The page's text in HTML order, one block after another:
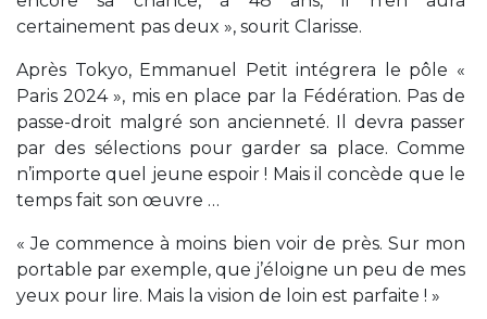
certainement pas deux », sourit Clarisse.
Après Tokyo, Emmanuel Petit intégrera le pôle «
Paris 2024 », mis en place par la Fédération. Pas de
passe-droit malgré son ancienneté. Il devra passer
par des sélections pour garder sa place. Comme
n’importe quel jeune espoir ! Mais il concède que le
temps fait son œuvre …
« Je commence à moins bien voir de près. Sur mon
portable par exemple, que j’éloigne un peu de mes
yeux pour lire. Mais la vision de loin est parfaite ! »